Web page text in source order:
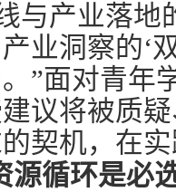
与产业落地
业洞察的‘
”面对青年
议将被质
契机，在
源循环是必